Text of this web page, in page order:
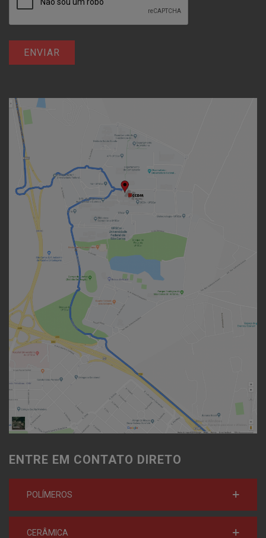
ENTRE EM CONTATO DIRETO
POLÍMEROS
CERÂMICA